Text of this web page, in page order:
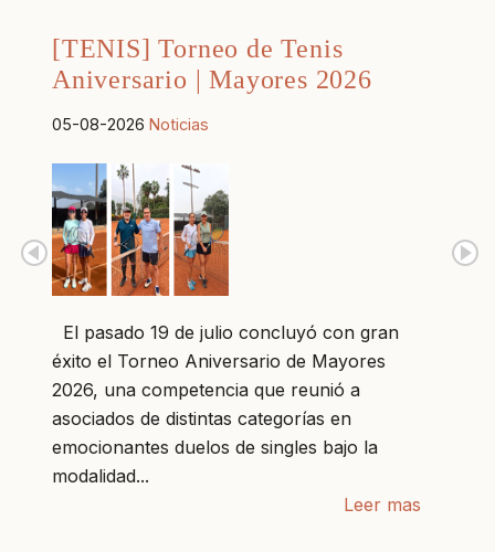
[TENIS] Torneo de Tenis
Aniversario | Mayores 2026
05-08-2026 Noticias
El pasado 19 de julio concluyó con gran
éxito el Torneo Aniversario de Mayores
2026, una competencia que reunió a
asociados de distintas categorías en
emocionantes duelos de singles bajo la
modalidad...
Leer mas